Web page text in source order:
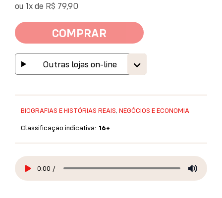
COMPRAR
ou 1x de R$ 79,90
Outras lojas on-line
BIOGRAFIAS E HISTÓRIAS REAIS, NEGÓCIOS E ECONOMIA
Classificação indicativa: 16+
0:00 /